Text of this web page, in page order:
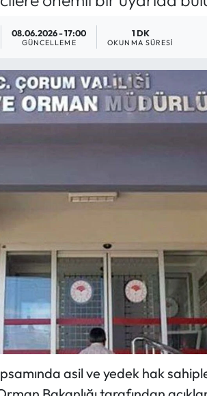
08.06.2026 - 17:00
GÜNCELLEME
1 DK
OKUNMA SÜRESI
asil ve yedek hak